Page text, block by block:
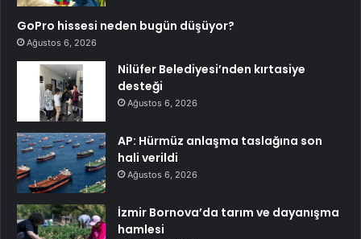
GoPro hissesi neden bugün düşüyor?
Ağustos 6, 2026
Nilüfer Belediyesi’nden kırtasiye
desteği
Ağustos 6, 2026
AP: Hürmüz anlaşma taslağına son
hali verildi
Ağustos 6, 2026
İzmir Bornova’da tarım ve dayanışma
hamlesi